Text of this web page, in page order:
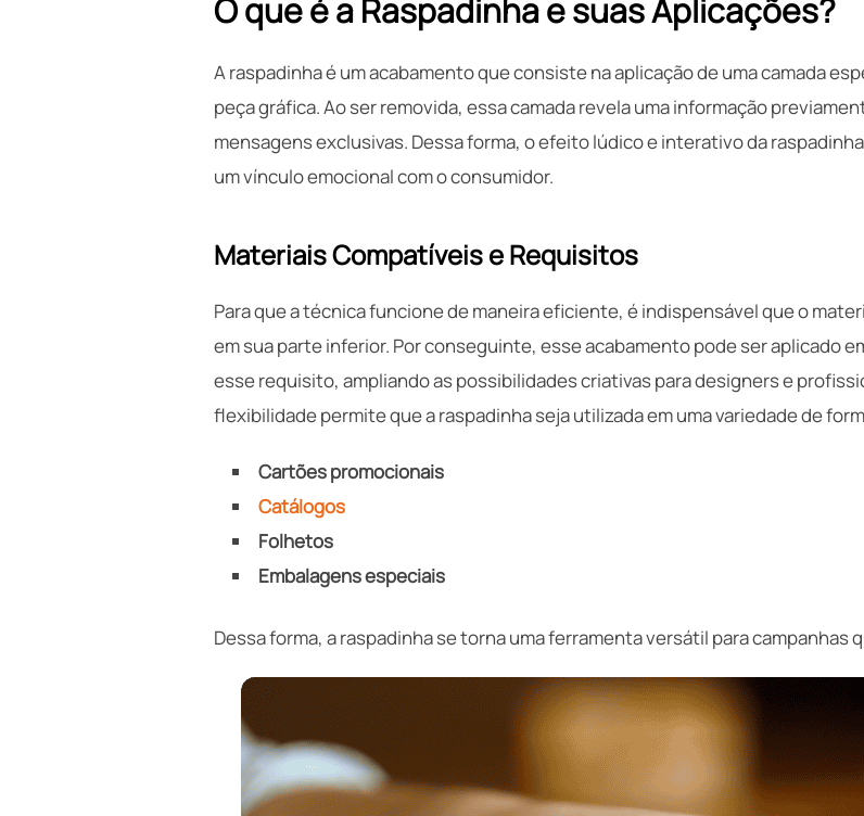
O que é a Raspadinha e suas Aplicações?
A raspadinha é um acabamento que consiste na aplicação de uma camada
peça gráfica. Ao ser removida, essa camada revela uma informação
mensagens exclusivas. Dessa forma, o efeito lúdico e interativo da
um vínculo emocional com o consumidor.
Materiais Compatíveis e Requisitos
Para que a técnica funcione de maneira eficiente, é indispensável que o
em sua parte inferior. Por conseguinte, esse acabamento pode ser aplicado
esse requisito, ampliando as possibilidades criativas para designers e
flexibilidade permite que a raspadinha seja utilizada em uma variedade de
Cartões promocionais
Catálogos
Folhetos
Embalagens especiais
Dessa forma, a raspadinha se torna uma ferramenta versátil para campanhas